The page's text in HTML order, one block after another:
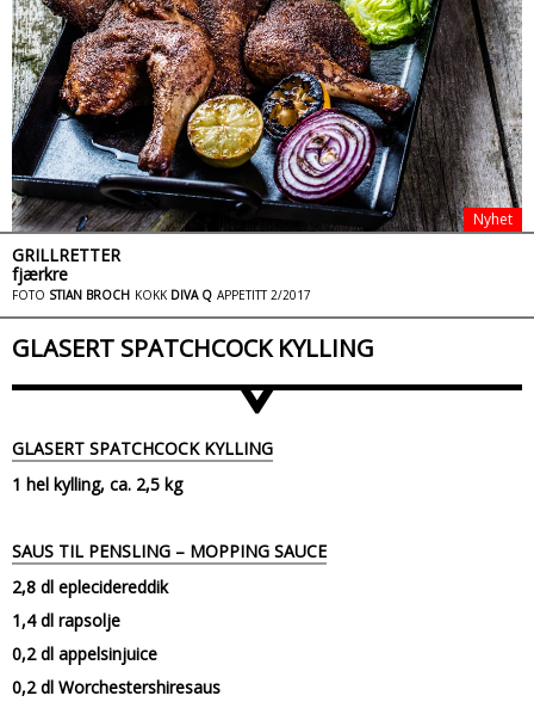
Nyhet
GRILLRETTER
fjærkre
FOTO STIAN BROCH KOKK DIVA Q APPETITT 2/2017
GLASERT SPATCHCOCK KYLLING
>
GLASERT SPATCHCOCK KYLLING
1 hel kylling, ca. 2,5 kg
SAUS TIL PENSLING – MOPPING SAUCE
2,8 dl eplecidereddik
1,4 dl rapsolje
0,2 dl appelsinjuice
0,2 dl Worchestershiresaus